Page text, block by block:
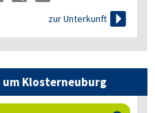
zur Unterkunft 
um Klosterneuburg